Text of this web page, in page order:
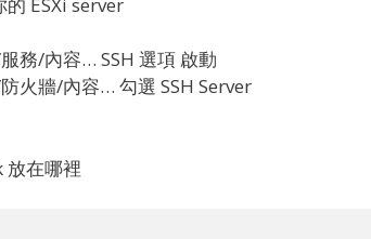
務/內容… SSH 選項 啟動
火牆/內容… 勾選 SSH Server
放在哪裡